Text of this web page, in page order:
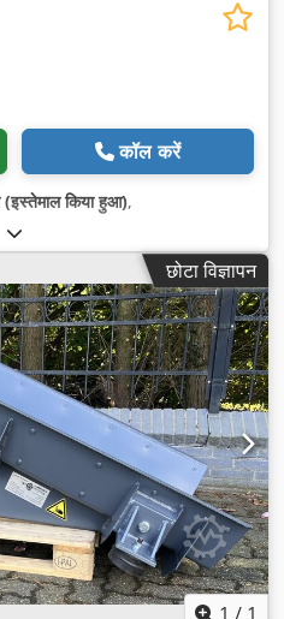
कॉल करें
(इस्तेमाल किया हुआ),
छोटा विज्ञापन